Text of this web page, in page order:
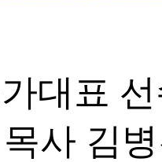
대표
사 김